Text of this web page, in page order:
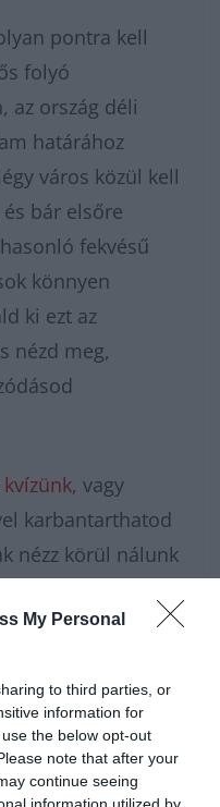
My Personal
to third parties, or
information for
the below opt-out
note that after your
continue seeing
pontra kell
folyó
az ország déli
határához
város közül kell
bár elsőre
fekvésű
könnyen
ki ezt az
nézd meg,
kvízünk, vagy
karbantarthatod
nézz körül nálunk